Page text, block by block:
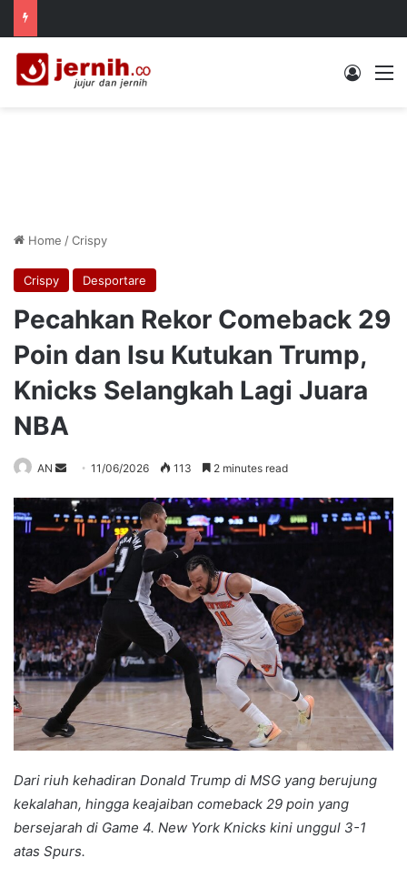
Log In
Home /Crispy
Crispy Desportare
Pecahkan Rekor Comeback 29
Poin dan Isu Kutukan Trump,
Knicks Selangkah Lagi Juara
NBA
AN
Send
email
11/06/2026 113 2 minutes read
Dari riuh kehadiran Donald Trump di MSG yang berujung
kekalahan, hingga keajaiban comeback 29 poin yang
bersejarah di Game 4. New York Knicks kini unggul 3-1
atas Spurs.